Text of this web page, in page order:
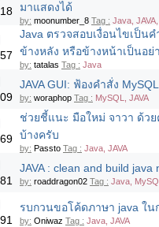
มาแสดงได้
by: moonumber_8 Tag : Java,
Java ตรวจสอบเงื่อนไขเป็น
ข้างหลัง หรือข้างหน้าเป็นอย่
by: tatalas Tag : Java
JAVA GUI: ฟ้องคำสั่ง
by: woraphop Tag : MySQL, JAVA
ช่วยชี้แนะ มือใหม่ จาวา ด้วย
บ้างครับ
by: Passto Tag : Java, JAVA
JAVA : clean and build
by: roaddragon02 Tag : Java,
รบกวนขอโค้ดภาษา java ใน
by: Oniwaz Tag : Java, JAVA